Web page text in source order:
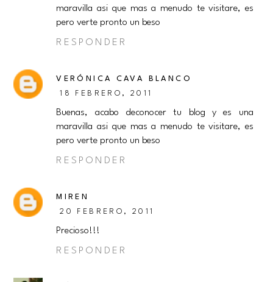
maravilla asi que mas a menudo te visitare, es
pero verte pronto un beso
RESPONDER
VERÓNICA CAVA BLANCO
18 FEBRERO, 2011
Buenas, acabo deconocer tu blog y es una
maravilla asi que mas a menudo te visitare, es
pero verte pronto un beso
RESPONDER
MIREN
20 FEBRERO, 2011
Precioso!!!
RESPONDER